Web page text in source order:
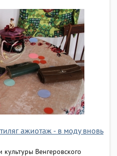
ажиотаж - в моду вновь
Венгеровского